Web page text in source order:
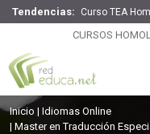
Tendencias: Curso TEA
CURSOS
Master en Traducción
Inicio
Idiomas Online
Master en Traducción